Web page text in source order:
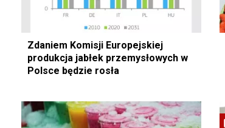
Zdaniem Komisji Europejskiej
produkcja jabłek przemysłowych w
Polsce będzie rosła